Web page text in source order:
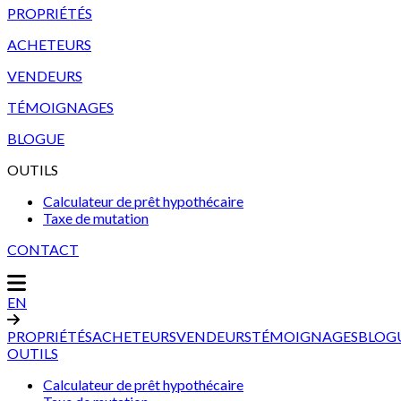
PROPRIÉTÉS
ACHETEURS
VENDEURS
TÉMOIGNAGES
BLOGUE
OUTILS
Calculateur de prêt hypothécaire
Taxe de mutation
CONTACT
EN
PROPRIÉTÉSACHETEURSVENDEURSTÉMOIGNAGES
OUTILS
Calculateur de prêt hypothécaire